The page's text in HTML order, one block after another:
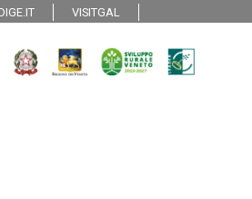
VISITGAL